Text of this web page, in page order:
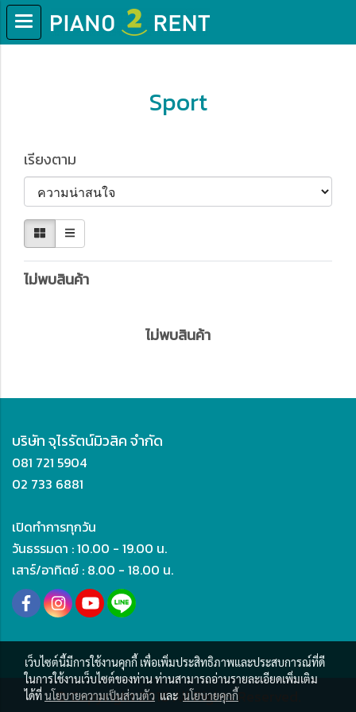
Sport
เรียงตาม
ไม่พบสินค้า
ไม่พบสินค้า
บริษัท จุไรรัตน์มิวสิค จำกัด
081 721 5904
02 733 6881
เปิดทำการทุกวัน
วันธรรมดา : 10.00 - 19.00 น.
เสาร์/อาทิตย์ : 8.00 - 18.00 น.
© Copyright 2016 All Rights Reserved.
เว็บไซต์นี้มีการใช้งานคุกกี้ เพื่อเพิ่มประสิทธิภาพและประสบการณ์ที่ดี
ในการใช้งานเว็บไซต์ของท่าน ท่านสามารถอ่านรายละเอียดเพิ่มเติม
ได้ที่นโยบายความเป็นส่วนตัว และ นโยบายคุกกี้